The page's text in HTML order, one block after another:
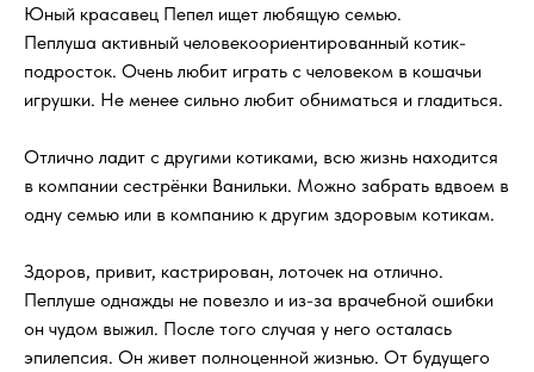
Юный красавец Пепел ищет любящую семью.
Пеплуша активный человекоориентированный котик-
подросток. Очень любит играть с человеком в кошачьи
игрушки. Не менее сильно любит обниматься и гладиться.
Отлично ладит с другими котиками, всю жизнь находится
в компании сестрёнки Ванильки. Можно забрать вдвоем в
одну семью или в компанию к другим здоровым котикам.
Здоров, привит, кастрирован, лоточек на отлично.
Пеплуше однажды не повезло и из-за врачебной ошибки
он чудом выжил. После того случая у него осталась
эпилепсия. Он живет полноценной жизнью. От будущего